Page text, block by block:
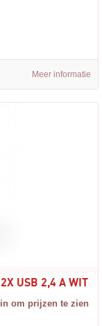
Meer informatie
2X USB 2,4 A WIT
om prijzen te zien